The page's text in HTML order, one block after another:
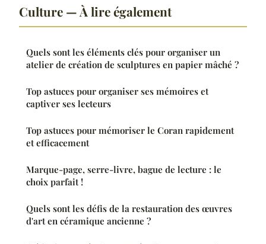
Culture — À lire également
Quels sont les éléments clés pour organiser un
atelier de création de sculptures en papier mâché ?
Top astuces pour organiser ses mémoires et
captiver ses lecteurs
Top astuces pour mémoriser le Coran rapidement
et efficacement
Marque-page, serre-livre, bague de lecture : le
choix parfait !
Quels sont les défis de la restauration des œuvres
d'art en céramique ancienne ?